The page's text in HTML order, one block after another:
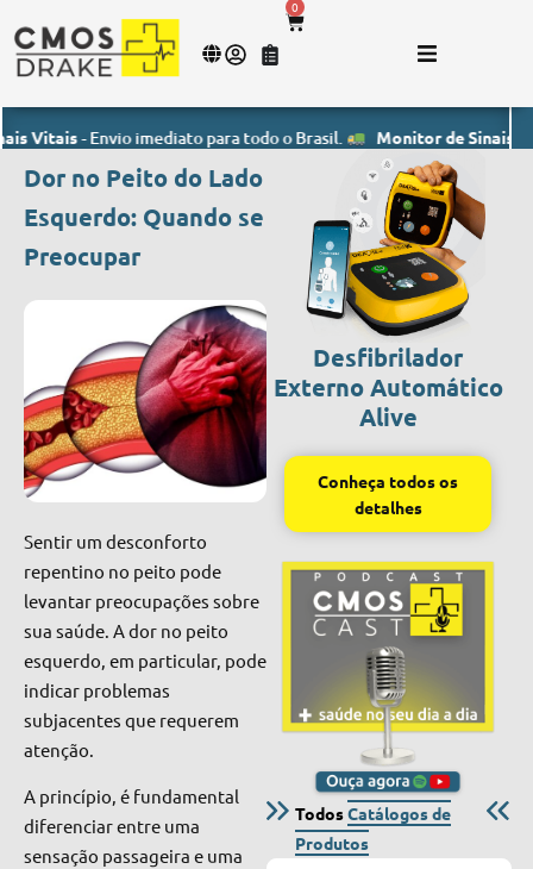
0
- Envio imediato para todo o Brasil. Monitor de Sinais Vitais-
Dor no Peito do Lado
Esquerdo: Quando se
Preocupar
Sentir um desconforto
repentino no peito pode
levantar preocupações sobre
sua saúde. A dor no peito
esquerdo, em particular, pode
indicar problemas
subjacentes que requerem
atenção.
A princípio, é fundamental
diferenciar entre uma
sensação passageira e uma
Desfibrilador
Externo Automático
Alive
Conheça todos os
detalhes
TodosCatálogos de
Produtos